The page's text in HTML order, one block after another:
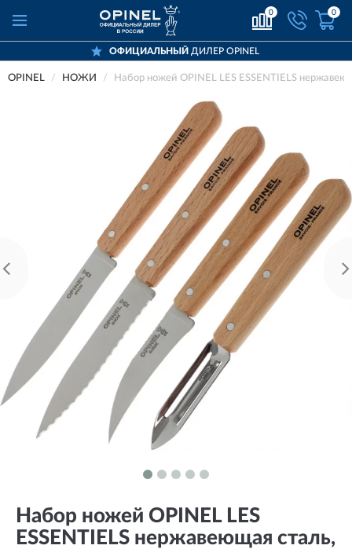
0 0
ОФИЦИАЛЬНЫЙДИЛЕР OPINEL
OPINEL НОЖИ Набор ножей OPINEL LES ESSENTIELS
Набор ножей OPINEL LES
ESSENTIELS нержавеющая сталь,